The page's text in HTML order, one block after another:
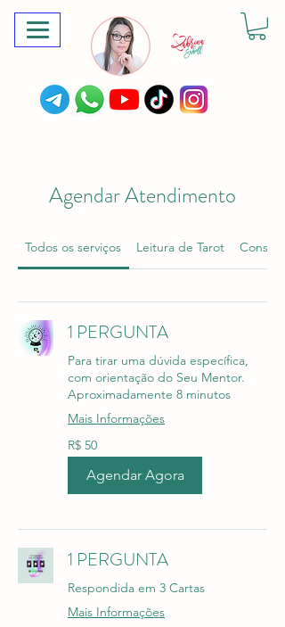
Agendar Atendimento
Todos os serviços Leitura de Tarot Consulta
1 PERGUNTA
Para tirar uma dúvida específica,
com orientação do Seu Mentor.
Aproximadamente 8 minutos
Mais Informações
50
Reais
brasileiros
R$ 50
Agendar Agora
1 PERGUNTA
Respondida em 3 Cartas
Mais Informações